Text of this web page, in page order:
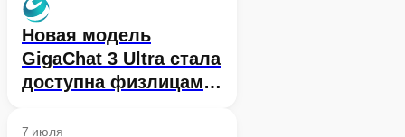
Новая модель
GigaChat 3 Ultra стала
доступна физлицам
7 июля